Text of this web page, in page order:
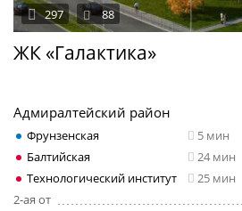
ЖК «Галактика»
297 88
Адмиралтейский район
Фрунзенская 5 мин
Балтийская
24 мин
Технологический институт
25 мин
2-ая от